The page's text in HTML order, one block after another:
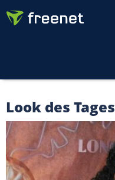
Look des Tages